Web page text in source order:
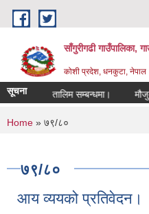
Skip to main content
साँगुरीगढी गाउँपालिका,
कोशी प्रदेश, धनकुटा, नेपाल
सूचनामुलक तालिम सम्बन्धमा।
You are here
Home » ७९/८०
७९/८०
आय व्ययको प्रतिवेदन।